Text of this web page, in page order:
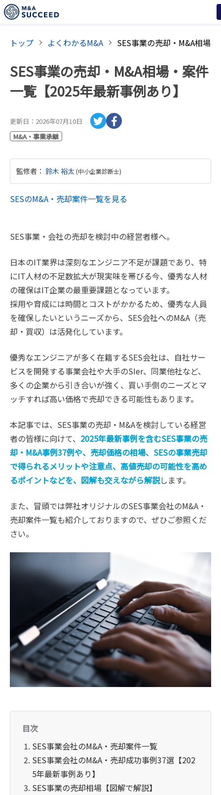
トップ よくわかるM&A
SES事業の売却・M&A相場・案件
一覧【2025年最新事例あり】
更新日： 2026年07月10日
M&A・事業承継
監修者 ： 鈴木 裕太(中小企業診断士)
SESのM&A・売却案件一覧を見る
SES事業・会社の売却を検討中の経営者様へ。
日本のIT業界は深刻なエンジニア不足が課題であり、特
にIT人材の不足数拡大が現実味を帯びる今、優秀な人材
の確保はIT企業の最重要課題となっています。
採用や育成には時間とコストがかかるため、優秀な人員
を確保したいというニーズから、SES会社へのM&A（売
却・買収）は活発化しています。
優秀なエンジニアが多く在籍するSES会社は、自社サー
ビスを開発する事業会社や大手のSIer、同業他社など、
多くの企業から引き合いが強く、買い手側のニーズとマ
ッチすれば高い価格で売却できる可能性もあります。
本記事では、SES事業の売却・M&Aを検討している経営
者の皆様に向けて、 2025年最新事例を含むSES事業の売
却・M&A事例37例や、売却価格の相場、SESの事業売却
で得られるメリットや注意点、高値売却の可能性を高め
るポイントなどを、図解も交えながら解説します。
また、冒頭では弊社オリジナルのSES事業会社のM&A・
売却案件一覧も紹介しておりますので、ぜひご参照くだ
さい。
目次
SES事業会社のM&A・売却案件一覧
SES事業会社のM&A・売却成功事例37選【202
5年最新事例あり】
SES事業の売却相場【図解で解説】